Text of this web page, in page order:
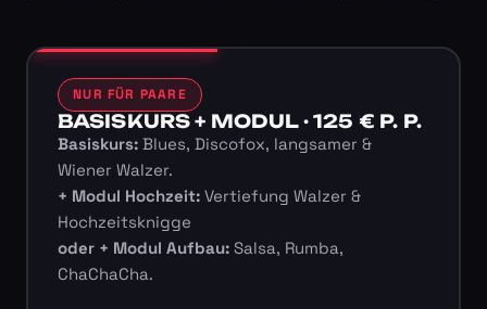
NUR FÜR PAARE
BASISKURS + MODUL · 125 € P. P.
Basiskurs:Blues, Discofox, langsamer &
Wiener Walzer.
+ Modul Hochzeit:Vertiefung Walzer &
Hochzeitsknigge
oder + Modul Aufbau:Salsa, Rumba,
ChaChaCha.